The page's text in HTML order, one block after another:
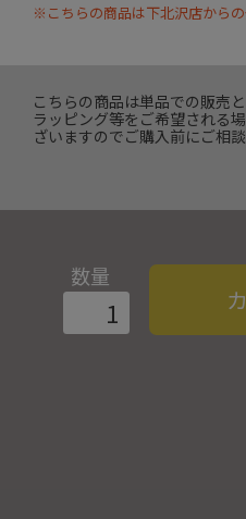
※こちらの商品は下北沢店から
こちらの商品は単品での販売と
ラッピング等をご希望される
ざいますのでご購入前にご相談
数量